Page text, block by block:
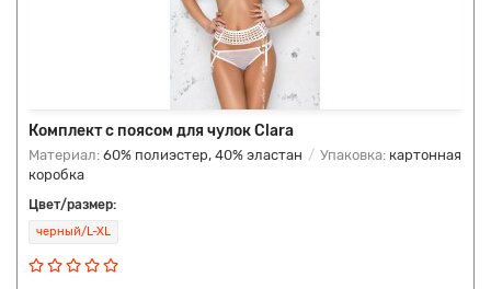
Комплект с поясом для чулок Clara
Материал: 60% полиэстер, 40% эластан Упаковка: картонная
коробка
Цвет/размер:
черный/L-XL